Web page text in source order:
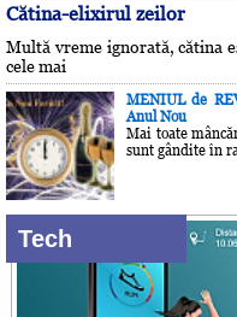
Cătina-elixirul zeilor
Multă vreme ignorată, cătina
cele mai
MENIUL de
Anul Nou
Mai toate
sunt gândite în
Tech